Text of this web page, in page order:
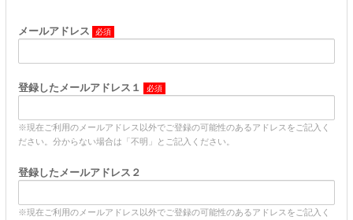
メールアドレス
登録したメールアドレス１
※現在ご利用のメールアドレス以外でご登録の可能性のあるアドレスをご記入く
ださい。分からない場合は「不明」とご記入ください。
登録したメールアドレス２
※現在ご利用のメールアドレス以外でご登録の可能性のあるアドレスをご記入く